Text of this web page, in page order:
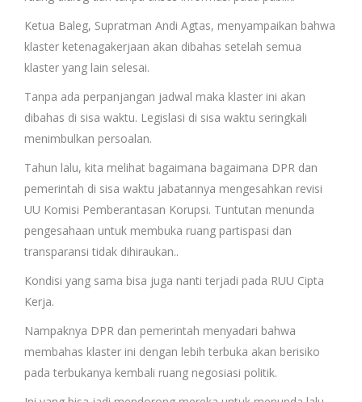
Ketua Baleg, Supratman Andi Agtas, menyampaikan bahwa
klaster ketenagakerjaan akan dibahas setelah semua
klaster yang lain selesai.
Tanpa ada perpanjangan jadwal maka klaster ini akan
dibahas di sisa waktu. Legislasi di sisa waktu seringkali
menimbulkan persoalan.
Tahun lalu, kita melihat bagaimana bagaimana DPR dan
pemerintah di sisa waktu jabatannya mengesahkan revisi
UU Komisi Pemberantasan Korupsi. Tuntutan menunda
pengesahaan untuk membuka ruang partispasi dan
transparansi tidak dihiraukan..
Kondisi yang sama bisa juga nanti terjadi pada RUU Cipta
Kerja.
Nampaknya DPR dan pemerintah menyadari bahwa
membahas klaster ini dengan lebih terbuka akan berisiko
pada terbukanya kembali ruang negosiasi politik.